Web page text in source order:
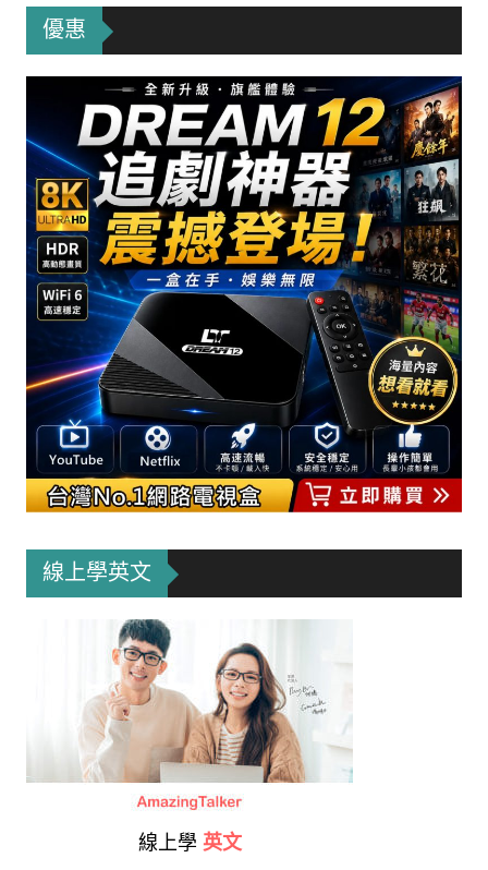
優惠
線上學英文
線上學 英文